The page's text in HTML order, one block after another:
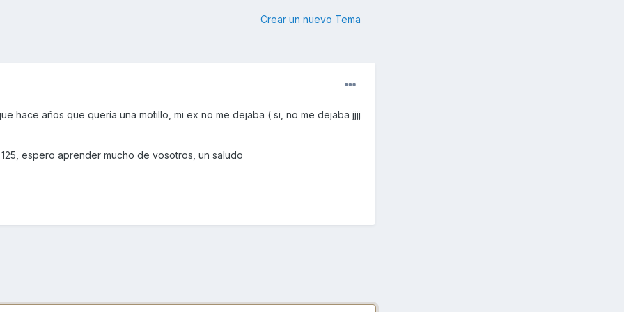
Crear un nuevo Tema
hace años que quería una motillo, mi ex no me dejaba ( si, no me dejaba jjjj
espero aprender mucho de vosotros, un saludo